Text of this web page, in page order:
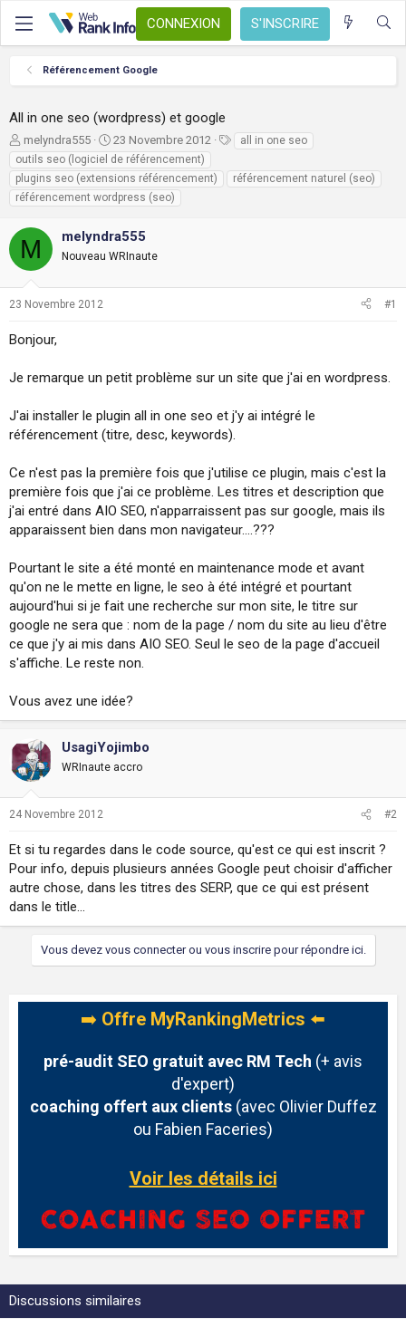
CONNEXION S'INSCRIRE
Référencement Google
All in one seo (wordpress) et google
A
u
t
e
u
d
e
l
d
s
s
i
o
melyndra555
D
a
t
e
d
d
é
u
23 Novembre 2012
g
s
all in one seo
outils seo (logiciel de référencement)
plugins seo (extensions référencement)
référencement naturel (seo)
référencement wordpress (seo)
M melyndra555
Nouveau WRInaute
23 Novembre 2012 #1
Bonjour,
Je remarque un petit problème sur un site que j'ai en wordpress.
J'ai installer le plugin all in one seo et j'y ai intégré le
référencement (titre, desc, keywords).
Ce n'est pas la première fois que j'utilise ce plugin, mais c'est la
première fois que j'ai ce problème. Les titres et description que
j'ai entré dans AIO SEO, n'apparraissent pas sur google, mais ils
apparaissent bien dans mon navigateur....???
Pourtant le site a été monté en maintenance mode et avant
qu'on ne le mette en ligne, le seo à été intégré et pourtant
aujourd'hui si je fait une recherche sur mon site, le titre sur
google ne sera que : nom de la page / nom du site au lieu d'être
ce que j'y ai mis dans AIO SEO. Seul le seo de la page d'accueil
s'affiche. Le reste non.
Vous avez une idée?
UsagiYojimbo
WRInaute accro
24 Novembre 2012 #2
Et si tu regardes dans le code source, qu'est ce qui est inscrit ?
Pour info, depuis plusieurs années Google peut choisir d'afficher
autre chose, dans les titres des SERP, que ce qui est présent
dans le title...
Vous devez vous connecter ou vous inscrire pour répondre ici.
➡️ Offre MyRankingMetrics ⬅️
pré-audit SEO gratuit avec RM Tech (+ avis
d'expert)
coaching offert aux clients(avec Olivier Duffez
ou Fabien Faceries)
Voir les détails ici
Discussions similaires